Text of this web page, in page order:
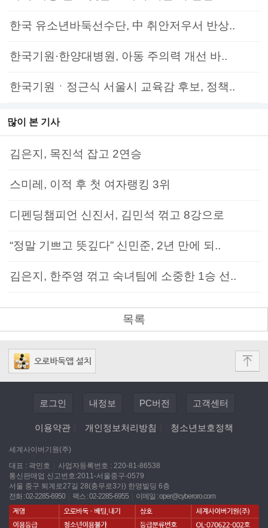
한국 유소년바둑선수단, 中 취안저우서 반상..
한국기원·한양대병원, 아동 주의력 개선 바..
한국기원ㆍ정근식 서울시 교육감 후보, 정책..
많이 본 기사
김은지, 목진석 잡고 2연승
스미레, 이적 후 첫 여자랭킹 3위
디펜딩챔피언 신진서, 김민석 꺾고 8강으로
“정말 기쁘고 뜻깊다” 신민준, 2년 만에 되..
김은지, 한주영 꺾고 숙녀팀에 소중한 1승 선..
목록
로그인 내정보 PC버전 고객센터
이용약관 개인정보처리방침 청소년보호정책
세계사이버기원(주)
대표 : 곽민호
사업자등록번호 : 220-81-86538
통신판매업 신고번호:2011-서울중구-0579
서울 중구 퇴계로27길 28(충무로3가) 한영빌딩 6층
전화 : 02-2285-6950
팩스 : 02-2285-6955 이메일 :oper@cyberoro.com